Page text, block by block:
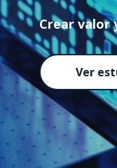
Crear valor
Ver